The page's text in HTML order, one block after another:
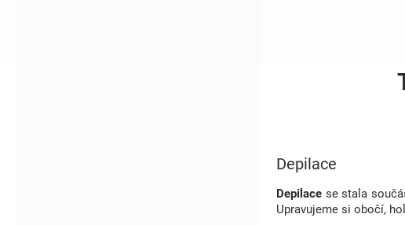
Depilace
Depilace se stala
Upravujeme si obočí,